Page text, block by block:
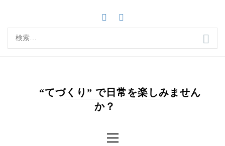
テ
“てづくり” で日常を楽しみません
か？
イ